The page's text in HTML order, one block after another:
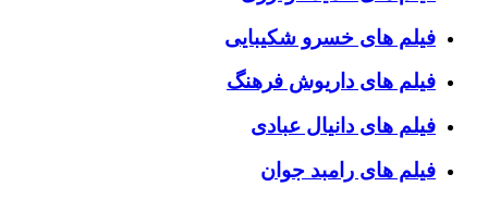
فیلم های خسرو شکیبایی
فیلم های داریوش فرهنگ
فیلم های دانیال عبادی
فیلم های رامبد جوان